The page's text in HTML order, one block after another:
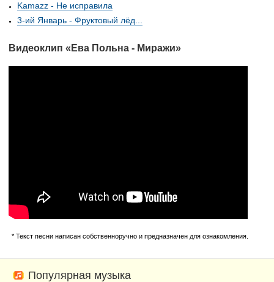
Kamazz - Не исправила
3-ий Январь - Фруктовый лёд...
Видеоклип «Ева Польна - Миражи»
* Текст песни написан собственноручно и предназначен для ознакомления.
Популярная музыка